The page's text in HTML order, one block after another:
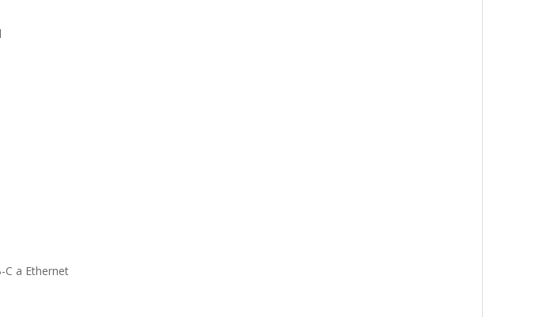
C a Ethernet